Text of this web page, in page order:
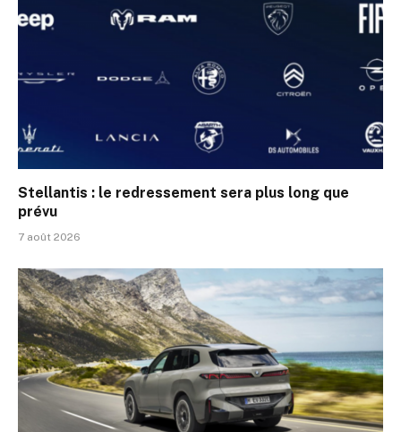
Stellantis : le redressement sera plus long que
prévu
7 août 2026